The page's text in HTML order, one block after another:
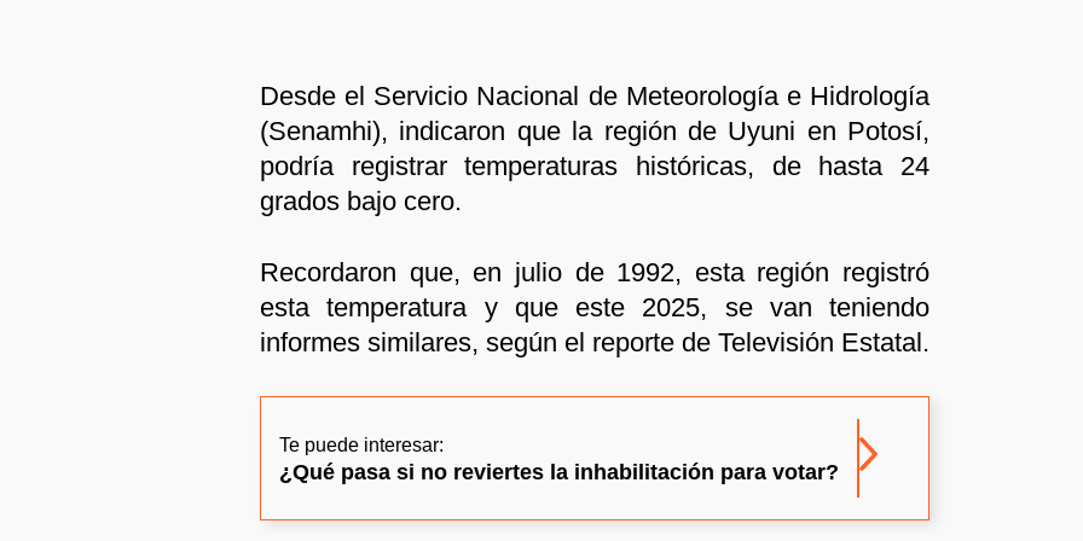
Desde el Servicio Nacional de Meteorología e Hidrología
(Senamhi), indicaron que la región de Uyuni en Potosí,
podría registrar temperaturas históricas, de hasta 24
grados bajo cero.
Recordaron que, en julio de 1992, esta región registró
esta temperatura y que este 2025, se van teniendo
informes similares, según el reporte de Televisión Estatal.
Te puede interesar:
¿Qué pasa si no reviertes la inhabilitación para votar?